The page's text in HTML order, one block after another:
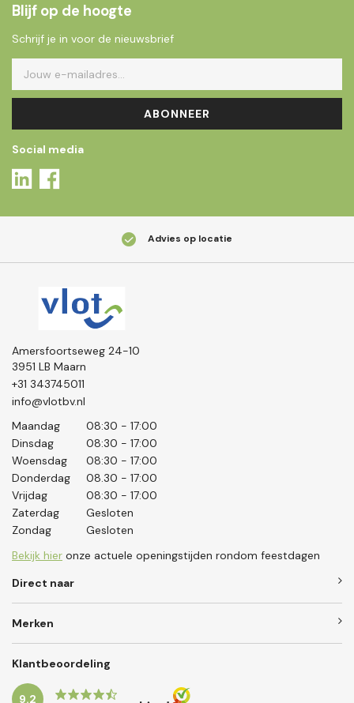
Blijf op de hoogte
Schrijf je in voor de nieuwsbrief
ABONNEER
Social media
Advies op locatie
Amersfoortseweg 24-10
3951 LB Maarn
+31 343745011
info@vlotbv.nl
Maandag
08:30 - 17:00
Dinsdag
08:30 - 17:00
Woensdag
08:30 - 17:00
Donderdag
08.30 - 17:00
Vrijdag
08:30 - 17:00
Zaterdag
Gesloten
Zondag
Gesloten
Bekijk hier onze actuele openingstijden rondom feestdagen
Direct naar
Merken
Klantbeoordeling
9.2